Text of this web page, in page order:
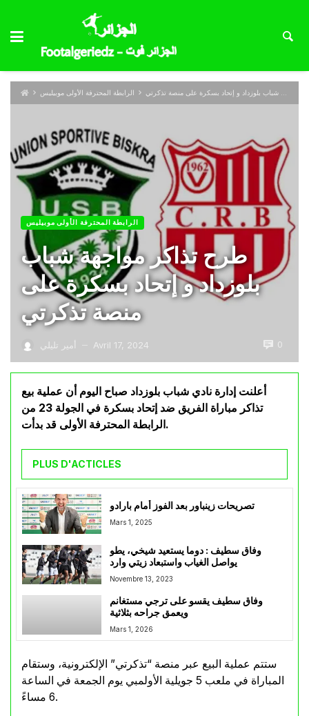
الرابطة المحترفة الأولى موبيليس طرح تذاكر مواجهة شباب بلوزداد و إتحاد بسكرة على منصة تذكرتي
الرابطة المحترفة الأولى موبيليس
طرح تذاكر مواجهة شباب
بلوزداد و إتحاد بسكرة على
منصة تذكرتي
أمير تليلي — Avril 17, 2024 0
أعلنت إدارة نادي شباب بلوزداد صباح اليوم أن عملية بيع
تذاكر مباراة الفريق ضد إتحاد بسكرة في الجولة 23 من
الرابطة المحترفة الأولى قد بدأت.
PLUS D'ACTICLES
تصريحات زينباور بعد الفوز أمام بارادو
Mars 1, 2025
وفاق سطيف : دوما يستعيد شيخي، يطو
يواصل الغياب واستبعاد زيتي وارد
Novembre 13, 2023
وفاق سطيف يقسو على ترجي مستغانم
ويعمق جراحه بثلاثية
Mars 1, 2026
ستتم عملية البيع عبر منصة “تذكرتي” الإلكترونية، وستقام
المباراة في ملعب 5 جويلية الأولمبي يوم الجمعة في الساعة
6 مساءً.